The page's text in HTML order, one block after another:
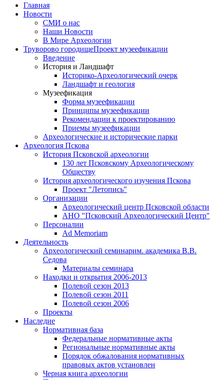
Главная
Новости
СМИ о нас
Наши Новости
В Мире Археологии
Труворово городищеПроект музеефикации
Введение
История и Ландшафт
Историко-Археологический очерк
Ландшафт и геология
Музеефикация
Форма музеефикации
Принципы музеефикации
Рекомендации к проектированию
Приемы музеефикации
Археологические и исторические парки
Археология Пскова
История Псковской археологии
130 лет Псковскому Археологическому
Обществу
История археологического изучения Пскова
Проект "Летопись"
Организации
Археологический центр Псковской области
АНО "Псковский Археологический Центр"
Персоналии
Ad Memoriam
Деятельность
Археологический семинарим. академика В.В.
Седова
Материалы семинара
Находки и открытия 2006-2013
Полевой сезон 2013
Полевой сезон 2011
Полевой сезон 2006
Проекты
Наследие
Нормативная база
Федеральные нормативные акты
Региональные нормативные акты
Порядок обжалования нормативных
правовых актов установлен
Черная книга археологии